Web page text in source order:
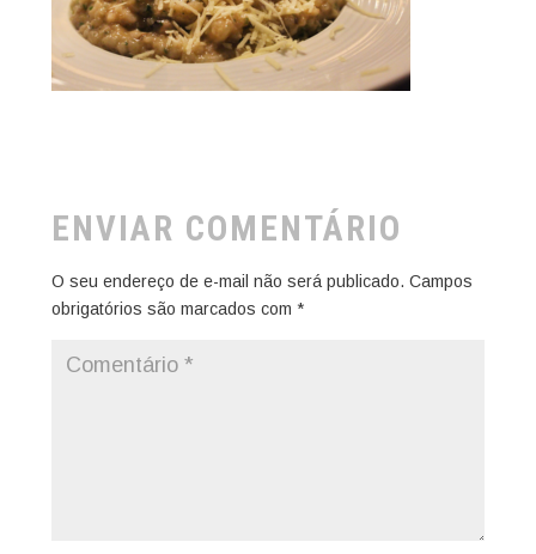
ENVIAR COMENTÁRIO
O seu endereço de e-mail não será publicado. Campos
obrigatórios são marcados com *